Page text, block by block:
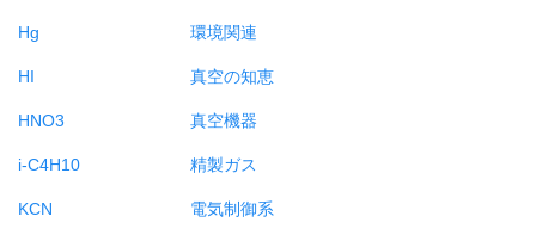
Hg
HI
HNO3
i-C4H10
KCN
環境関連
真空の知恵
真空機器
精製ガス
電気制御系